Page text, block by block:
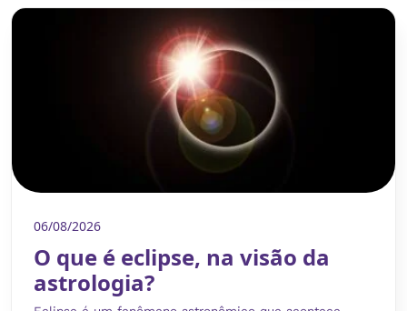
06/08/2026
O que é eclipse, na visão da
astrologia?